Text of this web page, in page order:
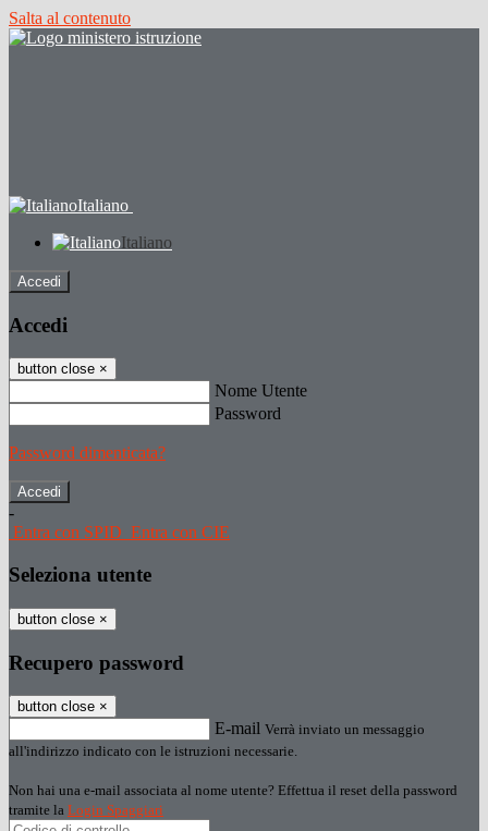
Salta al contenuto
Italiano
Italiano
Accedi
Accedi
button close ×
Nome Utente
Password
Password dimenticata?
-
Entra con SPID Entra con CIE
Seleziona utente
button close ×
Recupero password
button close ×
E-mail Verrà inviato un messaggio
all'indirizzo indicato con le istruzioni necessarie.
Non hai una e-mail associata al nome utente? Effettua il reset della password
tramite la Login Spaggiari